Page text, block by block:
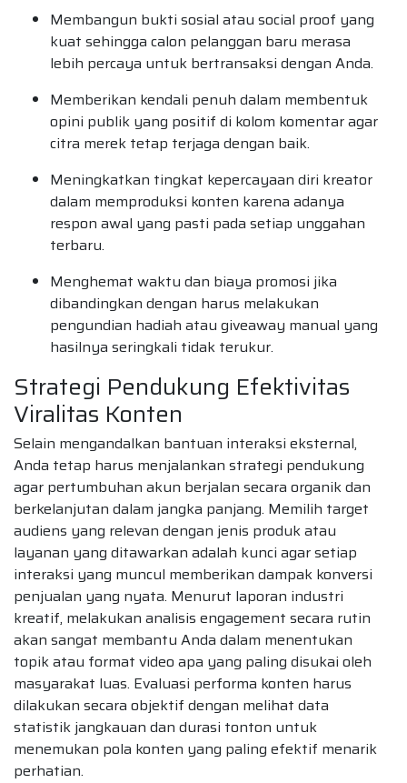
Membangun bukti sosial atau social proof yang
kuat sehingga calon pelanggan baru merasa
lebih percaya untuk bertransaksi dengan Anda.
Memberikan kendali penuh dalam membentuk
opini publik yang positif di kolom komentar agar
citra merek tetap terjaga dengan baik.
Meningkatkan tingkat kepercayaan diri kreator
dalam memproduksi konten karena adanya
respon awal yang pasti pada setiap unggahan
terbaru.
Menghemat waktu dan biaya promosi jika
dibandingkan dengan harus melakukan
pengundian hadiah atau giveaway manual yang
hasilnya seringkali tidak terukur.
Strategi Pendukung Efektivitas
Viralitas Konten
Selain mengandalkan bantuan interaksi eksternal,
Anda tetap harus menjalankan strategi pendukung
agar pertumbuhan akun berjalan secara organik dan
berkelanjutan dalam jangka panjang. Memilih target
audiens yang relevan dengan jenis produk atau
layanan yang ditawarkan adalah kunci agar setiap
interaksi yang muncul memberikan dampak konversi
penjualan yang nyata. Menurut laporan industri
kreatif, melakukan analisis engagement secara rutin
akan sangat membantu Anda dalam menentukan
topik atau format video apa yang paling disukai oleh
masyarakat luas. Evaluasi performa konten harus
dilakukan secara objektif dengan melihat data
statistik jangkauan dan durasi tonton untuk
menemukan pola konten yang paling efektif menarik
perhatian.